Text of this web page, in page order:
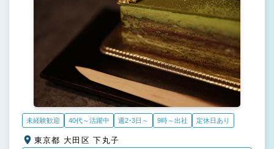
未経験歓迎 40代～活躍中 週2・3日～ 9時～出社 定休日あり
東京都 大田区 下丸子